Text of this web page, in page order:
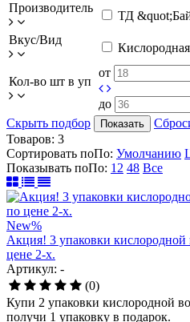
Производитель
ТД
Вкус/Вид
Кол-во шт в уп
от
до
Скрыть подбор
Показать
Товаров: 3
Сортировать поПо: Умолчанию
Показывать поПо: 12 48 Все
New%
Акция! 3 упаковки
цене 2-х.
Артикул: -
(0)
Купи 2 упаковки кислородной
получи 1 упаковку в подарок.